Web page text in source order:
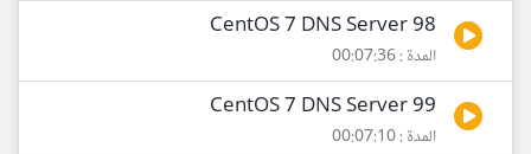
98 CentOS 7 DNS Server
المدة : 00:07:36
99 CentOS 7 DNS Server
المدة : 00:07:10